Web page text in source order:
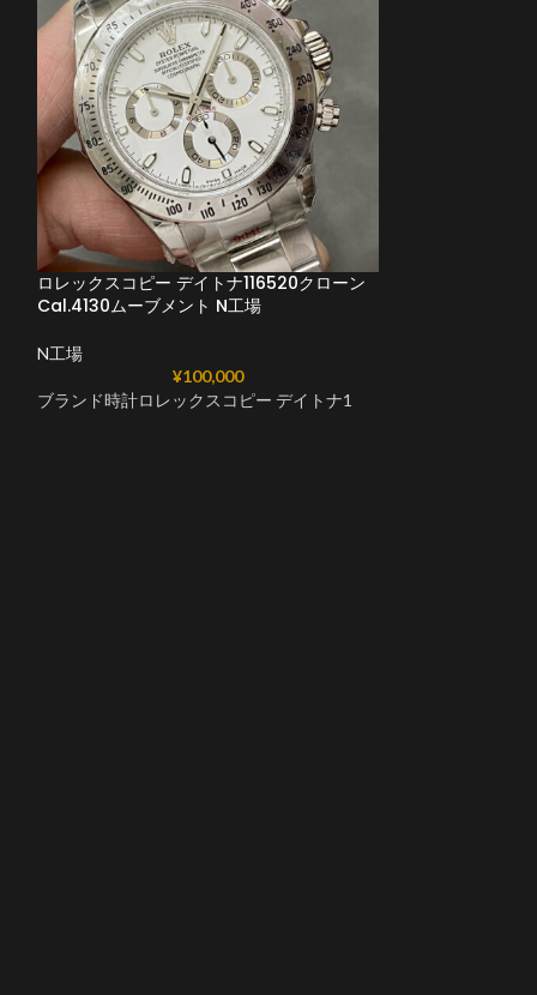
ロレックスコピー デイトナ116520クローン
Cal.4130ムーブメント N工場
N工場
¥100,000
ブランド時計ロレックスコピー デイトナ1